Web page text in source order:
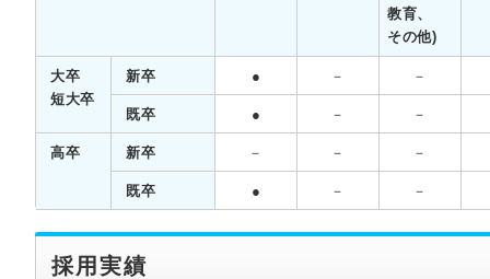
教育、
その他)
大卒
短大卒
新卒 ● － －
既卒 ● － －
高卒 新卒 － － －
既卒 ● － －
採用実績